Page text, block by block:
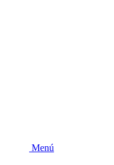
Menú